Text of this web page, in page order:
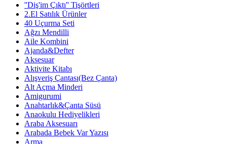
''Diş'im Çıktı'' Tişörtleri
2.El Satılık Ürünler
40 Uçurma Seti
Ağzı Mendilli
Aile Kombini
Ajanda&Defter
Aksesuar
Aktivite Kitabı
Alışveriş Çantası(Bez Çanta)
Alt Açma Minderi
Amigurumi
Anahtarlık&Çanta Süsü
Anaokulu Hediyelikleri
Araba Aksesuarı
Arabada Bebek Var Yazısı
Arma